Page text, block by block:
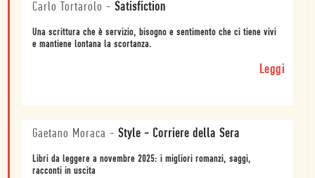
Carlo Tortarolo - Satisfiction
Una scrittura che è servizio, bisogno e sentimento che ci tiene vivi
e mantiene lontana la scortanza.
Leggi
Gaetano Moraca - Style - Corriere della Sera
Libri da leggere a novembre 2025: i migliori romanzi, saggi,
racconti in uscita